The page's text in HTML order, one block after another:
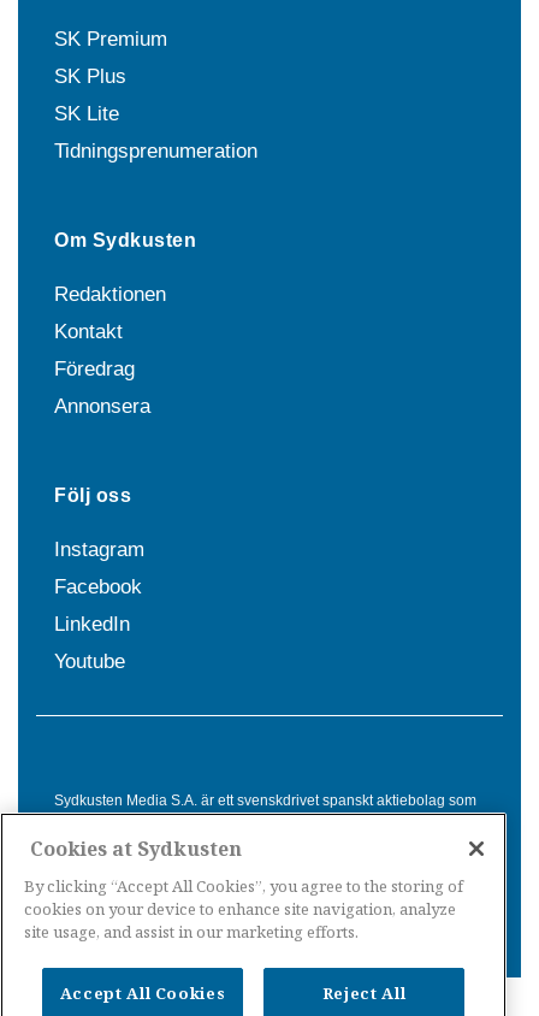
SK Premium
SK Plus
SK Lite
Tidningsprenumeration
Om Sydkusten
Redaktionen
Kontakt
Föredrag
Annonsera
Följ oss
Instagram
Facebook
LinkedIn
Youtube
Sydkusten Media S.A. är ett svenskdrivet spanskt aktiebolag som
Spanien. Genom nyhetsbevakning av hela Spanien, med bas på
informationsförmedling för svenskar i Spanien.
Cookies at Sydkusten
By clicking “Accept All Cookies”, you agree to the storing of
cookies on your device to enhance site navigation, analyze
site usage, and assist in our marketing efforts.
Accept All Cookies Reject All